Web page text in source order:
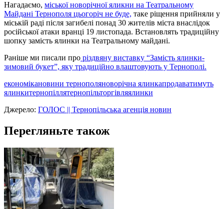
Нагадаємо, міської новорічної яликни на Театральному
Майдані Тернополя цьогоріч не буде, таке ріщення прийняли у
міській раді після загибелі понад 30 жителів міста внаслідок
російської атаки вранці 19 листопада. Встановлять традиційну
шопку замість ялинки на Театральному майдані.
Раніше ми писали про різдвяну виставку “Замість ялинки-
зимовий букет”, яку традиційно влаштовують у Тернополі.
економікановини тернополяноворічна ялинкапродаватимуть
ялинкитернопіллятернопільторгівляялинки
Джерело: ГОЛОС || Тернопільська агенція новин
Перегляньте також